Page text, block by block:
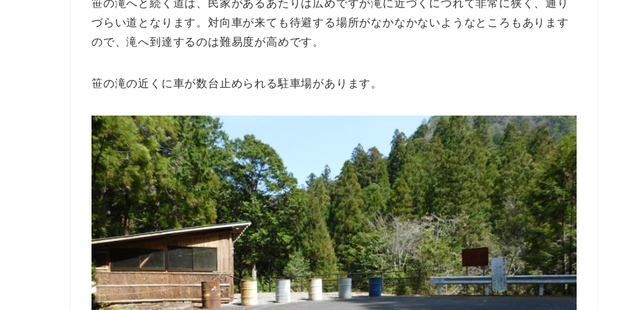
笹の滝へと続く道は、民家があるあたりは広めですが滝に近づくにつれて非常に狭く、通り
づらい道となります。対向車が来ても待避する場所がなかなかないようなところもあります
ので、滝へ到達するのは難易度が高めです。
笹の滝の近くに車が数台止められる駐車場があります。